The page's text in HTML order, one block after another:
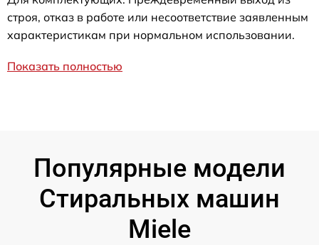
строя, отказ в работе или несоответствие заявленным
характеристикам при нормальном использовании.
Показать полностью
Популярные модели
Стиральных машин
Miele